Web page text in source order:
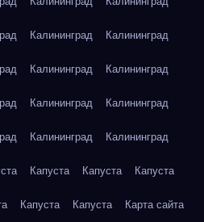
Калининград Калининград
Калининград Калининград
Калининград Калининград
Калининград Калининград
Капуста Капуста Капуста
Капуста Капуста Карта сайта